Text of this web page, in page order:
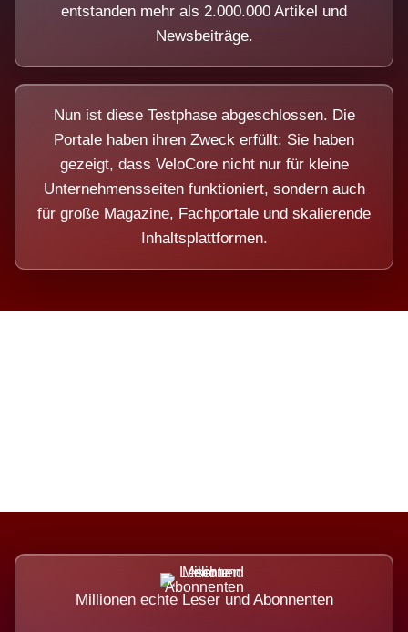
entstanden mehr als 2.000.000 Artikel und
Newsbeiträge.
Nun ist diese Testphase abgeschlossen. Die
Portale haben ihren Zweck erfüllt: Sie haben
gezeigt, dass VeloCore nicht nur für kleine
Unternehmensseiten funktioniert, sondern auch
für große Magazine, Fachportale und skalierende
Inhaltsplattformen.
Millionen echte Leser und Abonnenten